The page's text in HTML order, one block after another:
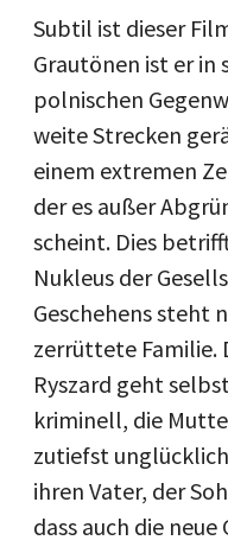
Subtil ist dieser
Grautönen ist er in
polnischen
weite Strecken
einem extremen
der es außer
scheint. Dies
Nukleus der
Geschehens steht
zerrüttete Familie.
Ryszard geht
kriminell, die
zutiefst
ihren Vater, der
dass auch die